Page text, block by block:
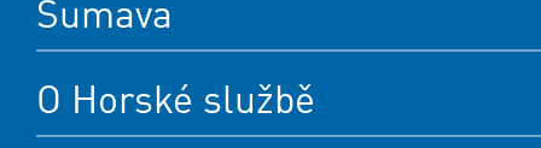
Šumava
O Horské službě